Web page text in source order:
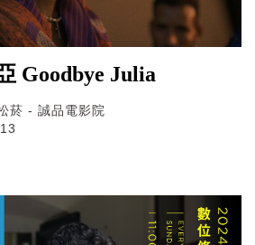
Goodbye Julia
菸 - 誠品電影院